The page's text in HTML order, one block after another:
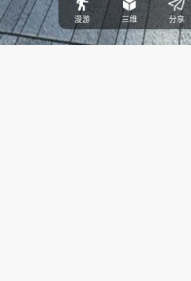
漫游 三维 分享